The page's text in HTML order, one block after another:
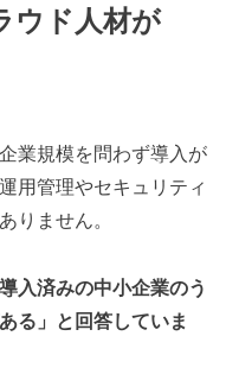
ウド人材が
業規模を問わず導入が
用管理やセキュリティ
りません。
入済みの中小企業のう
る」と回答していま